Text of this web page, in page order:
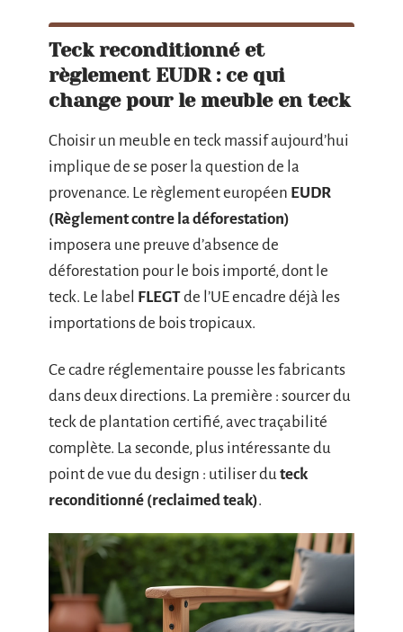
Teck reconditionné et
règlement EUDR : ce qui
change pour le meuble en teck
Choisir un meuble en teck massif aujourd’hui
implique de se poser la question de la
provenance. Le règlement européen EUDR
(Règlement contre la déforestation)
imposera une preuve d’absence de
déforestation pour le bois importé, dont le
teck. Le label FLEGTde l’UE encadre déjà les
importations de bois tropicaux.
Ce cadre réglementaire pousse les fabricants
dans deux directions. La première : sourcer du
teck de plantation certifié, avec traçabilité
complète. La seconde, plus intéressante du
point de vue du design : utiliser du teck
reconditionné (reclaimed teak).